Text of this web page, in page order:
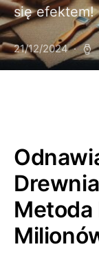
się efektem!
21/12/2024
Metoda